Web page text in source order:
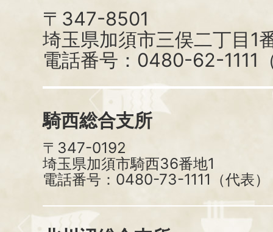
〒347-8501
埼玉県加須市三俣二丁目1
電話番号：0480-62-1111
騎西総合支所
〒347-0192
埼玉県加須市騎西36番地1
電話番号：0480-73-1111（代表）